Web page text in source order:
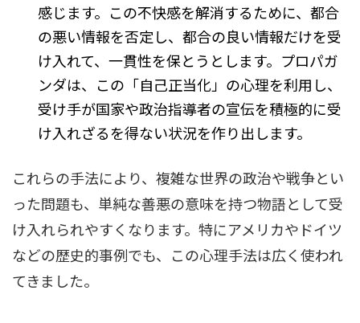
感じます。この不快感を解消するために、都合
の悪い情報を否定し、都合の良い情報だけを受
け入れて、一貫性を保とうとします。プロパガ
ンダは、この「自己正当化」の心理を利用し、
受け手が国家や政治指導者の宣伝を積極的に受
け入れざるを得ない状況を作り出します。
これらの手法により、複雑な世界の政治や戦争とい
った問題も、単純な善悪の意味を持つ物語として受
け入れられやすくなります。特にアメリカやドイツ
などの歴史的事例でも、この心理手法は広く使われ
てきました。